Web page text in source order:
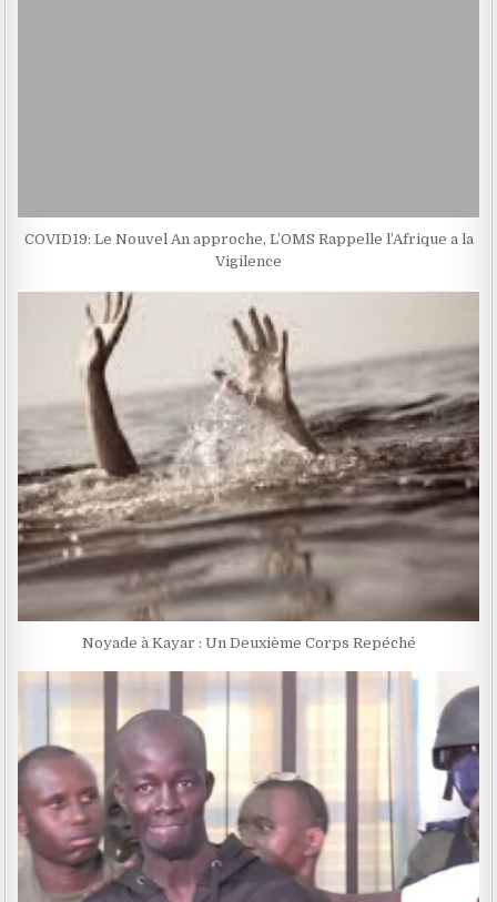
COVID19: Le Nouvel An approche, L’OMS Rappelle l’Afrique a la
Vigilence
Noyade à Kayar : Un Deuxième Corps Repéché